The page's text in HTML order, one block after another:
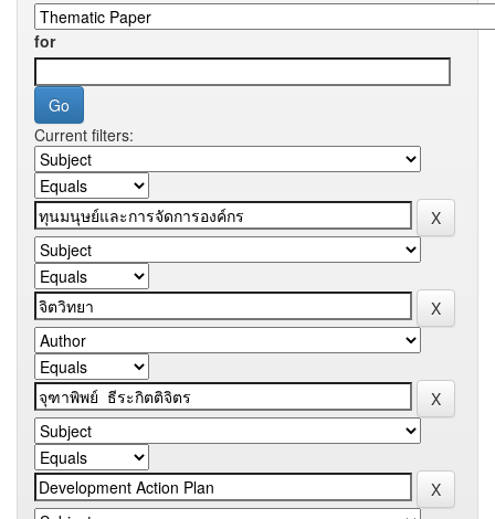
for
Current filters: